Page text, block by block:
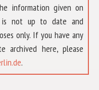
information given on
is not up to date and
only. If you have any
archived here, please
.